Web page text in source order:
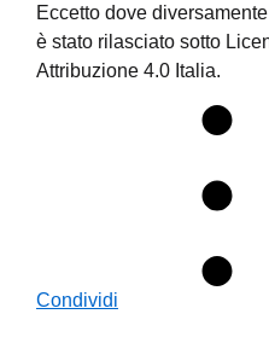
Eccetto dove
è stato rilasciato sotto
Attribuzione 4.0 Italia.
Condividi